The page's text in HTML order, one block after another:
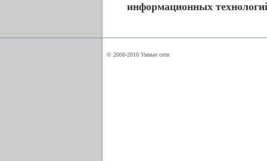
информационных
© 2008-2010 Умные сети